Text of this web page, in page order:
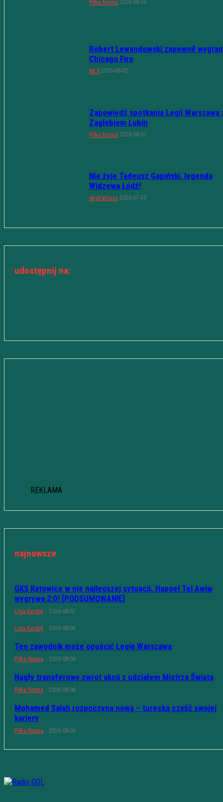
Piłka Nożna 2026-08-04
Robert Lewandowski zapewnił
Chicago Fire
MLS 2026-08-02
Zapowiedź spotkania Legii Warszawa
Zagłębiem Lubin
Piłka Nożna 2026-08-01
Nie żyje Tadeusz Gapiński, legenda
Widzewa Łódź!
ekstraklasa 2026-07-30
udostępnij na:
REKLAMA
najnowsze
GKS Katowice w nie najleoszej sytuacji. Hapoel Tel Awiw
wygrywa 2:0! [PODSUMOWANIE]
Liga Europy 2026-08-07
Liga Europy 2026-08-06
Ten zawodnik może opuścić Legię Warszawa
Piłka Nożna 2026-08-06
Nagły transferowy zwrot akcji z udziałem Mistrza Świata
Piłka Nożna 2026-08-06
Mohamed Salah rozpoczyna nową – turecką część swojej
kariery
Piłka Nożna 2026-08-06